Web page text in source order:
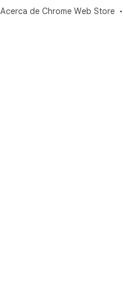
Acerca de Chrome Web Store